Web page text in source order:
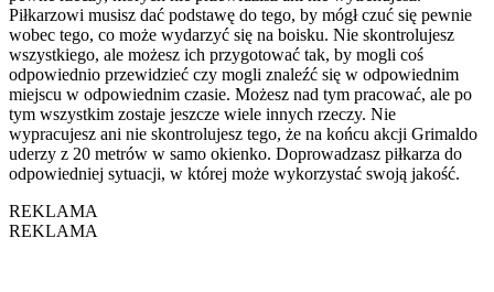
Piłkarzowi musisz dać podstawę do tego, by mógł czuć się pewnie
wobec tego, co może wydarzyć się na boisku. Nie skontrolujesz
wszystkiego, ale możesz ich przygotować tak, by mogli coś
odpowiednio przewidzieć czy mogli znaleźć się w odpowiednim
miejscu w odpowiednim czasie. Możesz nad tym pracować, ale po
tym wszystkim zostaje jeszcze wiele innych rzeczy. Nie
wypracujesz ani nie skontrolujesz tego, że na końcu akcji Grimaldo
uderzy z 20 metrów w samo okienko. Doprowadzasz piłkarza do
odpowiedniej sytuacji, w której może wykorzystać swoją jakość.
REKLAMA
REKLAMA